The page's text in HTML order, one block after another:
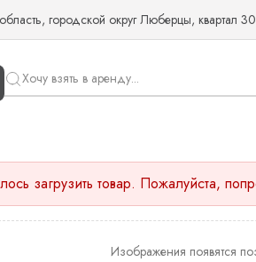
городской округ Люберцы, квартал
загрузить товар. Пожалуйста,
Изображения появятся